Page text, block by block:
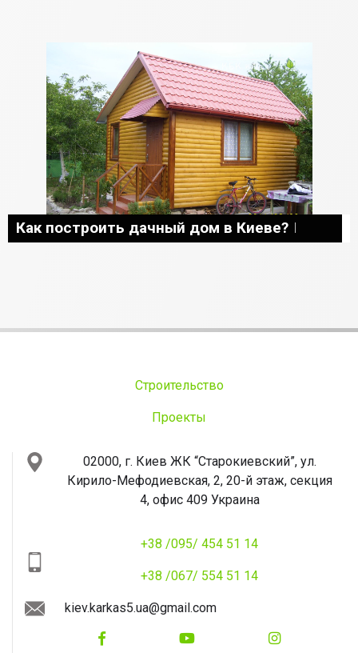
Как построить дачный дом в Киеве?
Строительство
Проекты
02000, г. Киев ЖК “Старокиевский”, ул.
Кирило-Мефодиевская, 2, 20-й этаж, секция
4, офис 409Украина
+38 /095/ 454 51 14
+38 /067/ 554 51 14
kiev.karkas5.ua@gmail.com